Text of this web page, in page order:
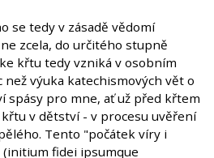
se tedy v zásadě vědomí
zcela, do určitého stupně
křtu tedy vzniká v osobním
než výuka katechismových vět o
spásy pro mne, ať už před křtem
v dětství - v procesu uvěření
Tento "počátek víry i
fidei ipsumque